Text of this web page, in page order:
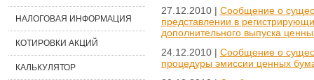
НАЛОГОВАЯ ИНФОРМАЦИЯ
КОТИРОВКИ АКЦИЙ
КАЛЬКУЛЯТОР
27.12.2010 | Сообщение о
представлении в
дополнительного выпуска
24.12.2010 | Сообщение о
процедуры эмиссии ценных